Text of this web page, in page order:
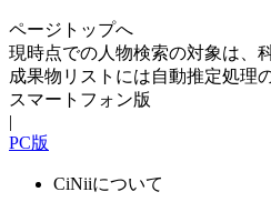
ページトップへ
現時点での人物検索の対象は、
成果物リストには自動推定処理
スマートフォン版
|
PC版
CiNiiについて